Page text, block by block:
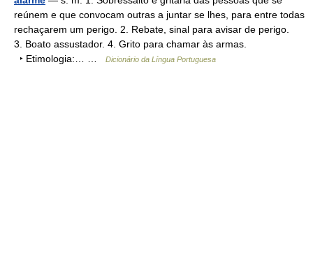
reúnem e que convocam outras a juntar se lhes, para entre todas
rechaçarem um perigo. 2. Rebate, sinal para avisar de perigo.
3. Boato assustador. 4. Grito para chamar às armas.
‣ Etimologia:… …
Dicionário da Língua Portuguesa